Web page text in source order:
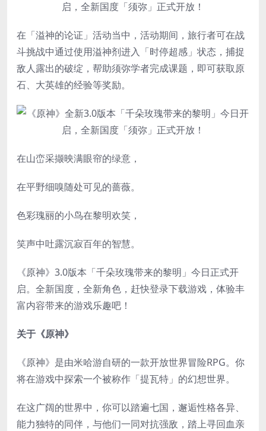
在「溢神的论证」活动当中，活动期间，旅行者可在战
斗挑战中通过使用溢神剂进入「时停超感」状态，捕捉
敌人露出的破绽，帮助须弥学者完成课题，即可获取原
石、大英雄的经验等奖励。
在山峦采撷映满眼帘的绿意，
在平野细嗅随处可见的蔷薇。
色彩瑰丽的小鸟在黎明欢笑，
笑声中吐露沉寂百年的智慧。
《原神》3.0版本「千朵玫瑰带来的黎明」今日正式开
启。全新国度，全新角色，赶快登录下载游戏，体验丰
富内容带来的游戏乐趣吧！
关于《原神》
《原神》是由米哈游自研的一款开放世界冒险RPG。你
将在游戏中探索一个被称作「提瓦特」的幻想世界。
在这广阔的世界中，你可以踏遍七国，邂逅性格各异、
能力独特的同伴，与他们一同对抗强敌，踏上寻回血亲